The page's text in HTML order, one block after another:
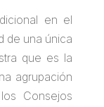
en el
de una única
que es la
agrupación
Consejos